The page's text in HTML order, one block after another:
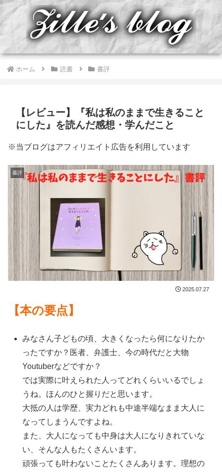
ホーム 読書 書評
【レビュー】『私は私のままで生きること
にした』を読んだ感想・学んだこと
※当ブログはアフィリエイト広告を利用しています
書評
2025.07.27
【本の要点】
みなさん子どもの頃、大きくなったら何になりたか
ったですか？医者、弁護士、今の時代だと大物
Youtuberなどですか？
では実際に叶えられた人ってどれくらいいるでしょ
うね。ほんのひと握りだと思います。
大抵の人は学歴、実力どれも中途半端なまま大人に
なってしまうんですよね。
また、大人になっても中身は大人になりきれていな
い、そんな人もたくさんいます。
頑張っても叶わないことたくさんあります。理想の